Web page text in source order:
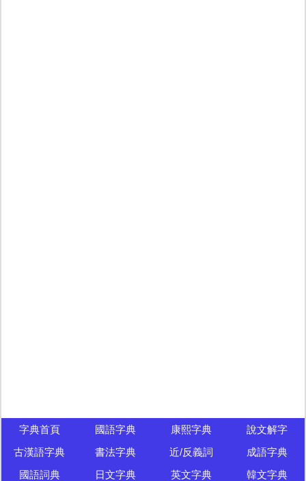
字典首頁 國語字典 康熙字典
說文解字
古漢語字典
書法字典 近/反義詞
成語字典
國語詞典
日文字典 英文字典 韓文字典